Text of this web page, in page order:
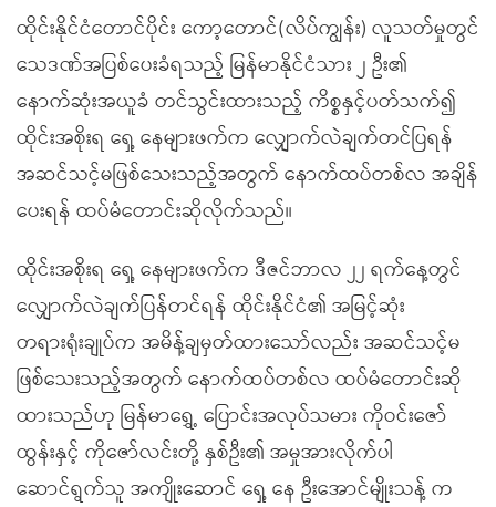
ထိုင်းနိုင်ငံတောင်ပိုင်း ကော့တောင်(လိပ်ကျွန်း) လူသတ်မှုတွင်
သေဒဏ်အပြစ်ပေးခံရသည့် မြန်မာနိုင်ငံသား ၂ ဦး၏
နောက်ဆုံးအယူခံ တင်သွင်းထားသည့် ကိစ္စနှင့်ပတ်သက်၍
ထိုင်းအစိုးရ ရှေ့ နေများဖက်က လျှောက်လဲချက်တင်ပြရန်
အဆင်သင့်မဖြစ်သေးသည့်အတွက် နောက်ထပ်တစ်လ အချိန်
ပေးရန် ထပ်မံတောင်းဆိုလိုက်သည်။
ထိုင်းအစိုးရ ရှေ့ နေများဖက်က ဒီဇင်ဘာလ ၂၂ ရက်နေ့တွင်
လျှောက်လဲချက်ပြန်တင်ရန် ထိုင်းနိုင်ငံ၏ အမြင့်ဆုံး
တရားရုံးချုပ်က အမိန့်ချမှတ်ထားသော်လည်း အဆင်သင့်မ
ဖြစ်သေးသည့်အတွက် နောက်ထပ်တစ်လ ထပ်မံတောင်းဆို
ထားသည်ဟု မြန်မာရွှေ့ ပြောင်းအလုပ်သမား ကိုဝင်းဇော်
ထွန်းနှင့် ကိုဇော်လင်းတို့ နှစ်ဦး၏ အမှုအားလိုက်ပါ
ဆောင်ရွက်သူ အကျိုးဆောင် ရှေ့ နေ ဦးအောင်မျိုးသန့် က